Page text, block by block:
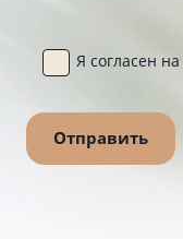
Я согласен на